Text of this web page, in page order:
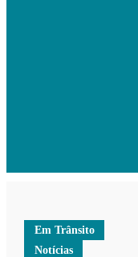
Em Trânsito
Notícias